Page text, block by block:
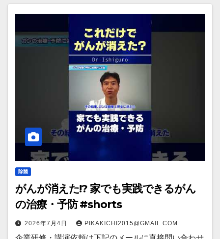
除菌
がんが消えた!? 家でも実践できるがん
の治療・予防 #shorts
2026年7月4日 PIKAKICHI2015@GMAIL.COM